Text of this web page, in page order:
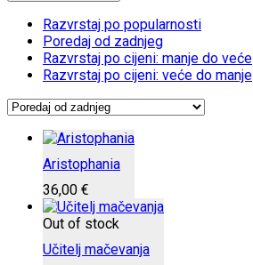
Razvrstaj po popularnosti
Poredaj od zadnjeg
Razvrstaj po cijeni: manje do veće
Razvrstaj po cijeni: veće do manje
Aristophania
36,00 €
Out of stock
Učitelj mačevanja